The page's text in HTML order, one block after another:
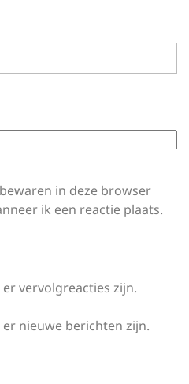
in deze browser
ik een reactie plaats.
vervolgreacties zijn.
nieuwe berichten zijn.